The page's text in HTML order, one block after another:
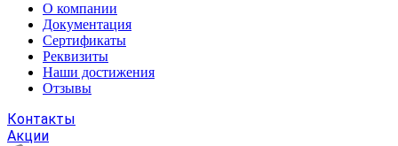
О компании
Документация
Сертификаты
Реквизиты
Наши достижения
Отзывы
Контакты
Акции